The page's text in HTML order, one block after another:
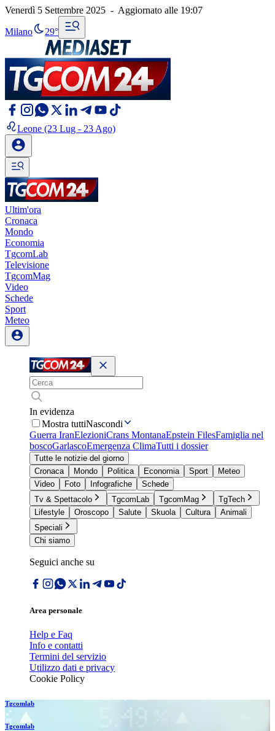
Venerdì 5 Settembre 2025 - Aggiornato alle 19:07
Milano 29°
Leone (23 Lug - 23 Ago)
Ultim'ora
Cronaca
Mondo
Economia
TgcomLab
Televisione
TgcomMag
Video
Schede
Sport
Meteo
In evidenza
Mostra tuttiNascondi
Guerra IranElezioniCrans MontanaEpstein FilesFamiglia nel
boscoGarlascoEmergenza ClimaTutti i dossier
Tutte le notizie del giorno
Cronaca
Mondo Politica Economia Sport
Meteo
Video
Foto Infografiche
Schede
Tv & Spettacolo
TgcomLab TgcomMag
TgTech
Lifestyle
Oroscopo Salute Skuola Cultura
Animali
Speciali
Chi siamo
Seguici anche su
Area personale
Help e Faq
Info e contatti
Termini del servizio
Utilizzo dati e privacy
Cookie Policy
Tgcomlab
Tgcomlab